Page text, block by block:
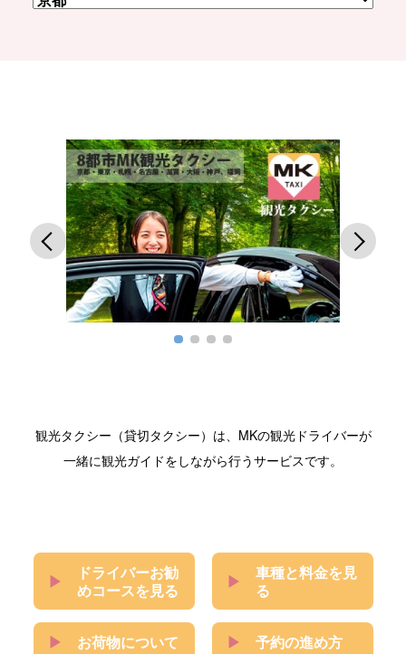
Next
観光タクシー（貸切タクシー）は、MKの観光ドライバーが
一緒に観光ガイドをしながら行うサービスです。
ドライバーお勧
めコースを見る
車種と料金を見
る
お荷物について 予約の進め方